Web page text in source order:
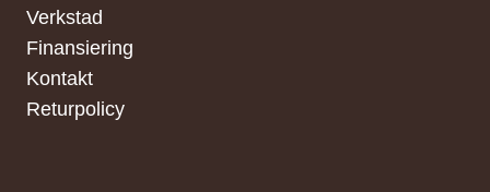
Verkstad
Finansiering
Kontakt
Returpolicy